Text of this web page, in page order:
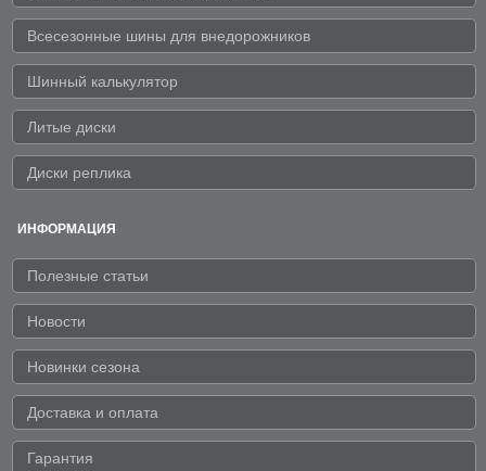
Всесезонные шины для внедорожников
Шинный калькулятор
Литые диски
Диски реплика
ИНФОРМАЦИЯ
Полезные статьи
Новости
Новинки сезона
Доставка и оплата
Гарантия